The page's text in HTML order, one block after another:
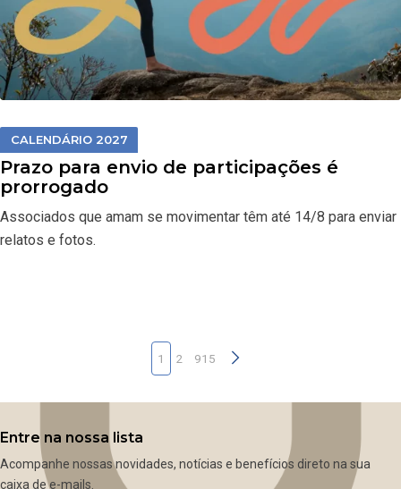
CALENDÁRIO 2027
Prazo para envio de participações é
prorrogado
Associados que amam se movimentar têm até 14/8 para enviar
relatos e fotos.
1 2 915
Entre na nossa lista
Acompanhe nossas novidades, notícias e benefícios direto na sua
caixa de e-mails.